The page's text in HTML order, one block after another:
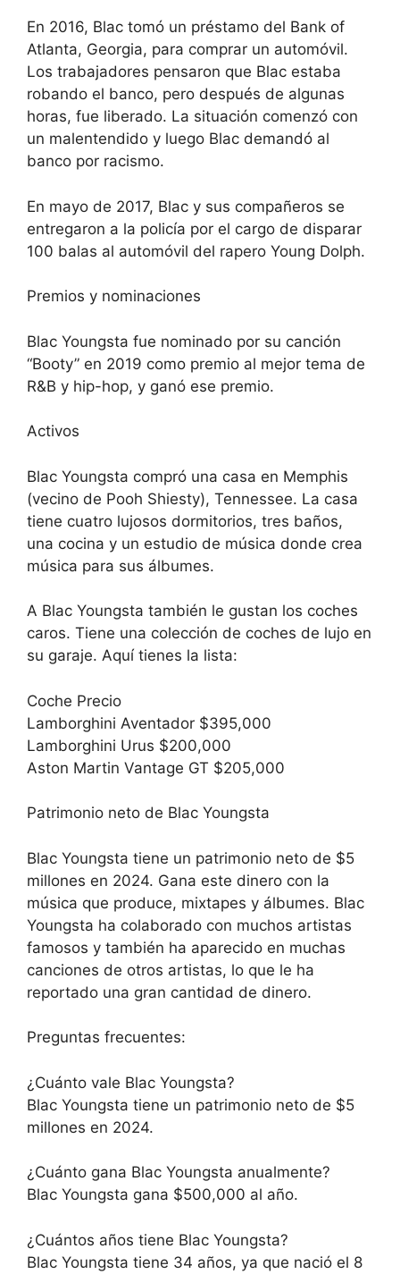
En 2016, Blac tomó un préstamo del Bank of
Atlanta, Georgia, para comprar un automóvil.
Los trabajadores pensaron que Blac estaba
robando el banco, pero después de algunas
horas, fue liberado. La situación comenzó con
un malentendido y luego Blac demandó al
banco por racismo.
En mayo de 2017, Blac y sus compañeros se
entregaron a la policía por el cargo de disparar
100 balas al automóvil del rapero Young Dolph.
Premios y nominaciones
Blac Youngsta fue nominado por su canción
“Booty” en 2019 como premio al mejor tema de
R&B y hip-hop, y ganó ese premio.
Activos
Blac Youngsta compró una casa en Memphis
(vecino de Pooh Shiesty), Tennessee. La casa
tiene cuatro lujosos dormitorios, tres baños,
una cocina y un estudio de música donde crea
música para sus álbumes.
A Blac Youngsta también le gustan los coches
caros. Tiene una colección de coches de lujo en
su garaje. Aquí tienes la lista:
Coche Precio
Lamborghini Aventador $395,000
Lamborghini Urus $200,000
Aston Martin Vantage GT $205,000
Patrimonio neto de Blac Youngsta
Blac Youngsta tiene un patrimonio neto de $5
millones en 2024. Gana este dinero con la
música que produce, mixtapes y álbumes. Blac
Youngsta ha colaborado con muchos artistas
famosos y también ha aparecido en muchas
canciones de otros artistas, lo que le ha
reportado una gran cantidad de dinero.
Preguntas frecuentes:
¿Cuánto vale Blac Youngsta?
Blac Youngsta tiene un patrimonio neto de $5
millones en 2024.
¿Cuánto gana Blac Youngsta anualmente?
Blac Youngsta gana $500,000 al año.
¿Cuántos años tiene Blac Youngsta?
Blac Youngsta tiene 34 años, ya que nació el 8